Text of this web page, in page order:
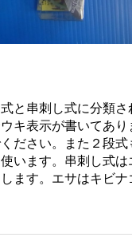
と串刺し式に分類さ
キ表示が書いてあり
ださい。また２段式
います。串刺し式は
ます。エサはキビナ